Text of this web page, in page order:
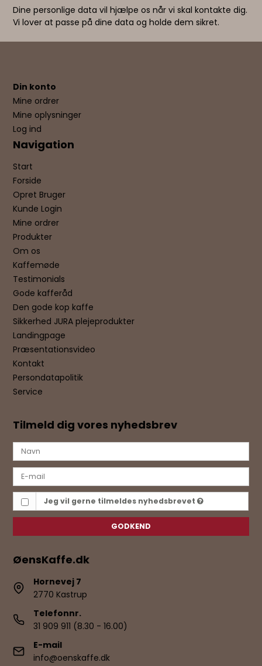
Dine personlige data vil hjælpe os når vi skal kontakte dig.
Vi lover at passe på dine data og holde dem sikret.
Din konto
Mine ordrer
Mine oplysninger
Log ind
Navigation
Start
Forside
Opret Bruger
Kunde Login
Mine ordrer
Produkter
Om os
Kaffemøde
Testimonials
Gode kafferåd
Den gode kop kaffe
Sikkerhed JURA plejeprodukter
Landingpage
Præsentationsvideo
Kontakt
Persondatapolitik
Service
Tilmeld dig vores nyhedsbrev
Jeg vil gerne tilmeldes nyhedsbrevet
GODKEND
ØensKaffe.dk
Hornevej 7
2770 Kastrup
Telefonnr.
31 909 911 (8.30 - 16.00)
E-mail
info@oenskaffe.dk